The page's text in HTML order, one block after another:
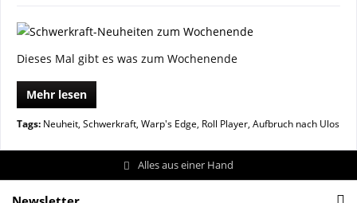
Dieses Mal gibt es was zum Wochenende
Mehr lesen
Tags: Neuheit, Schwerkraft, Warp's Edge, Roll Player, Aufbruch nach Ulos
Alles aus einer Hand